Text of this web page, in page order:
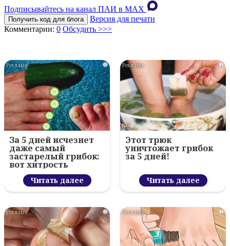
Подписывайтесь на канал ПАИ в MAХ
Получить код для блога
Версия для печати
Комментарии: 0 Обсудить >>>
i
За 5 дней исчезнет
даже самый
застарелый грибок:
вот хитрость
Читать далее
i
Этот трюк
уничтожает грибок
за 5 дней!
Читать далее
i i